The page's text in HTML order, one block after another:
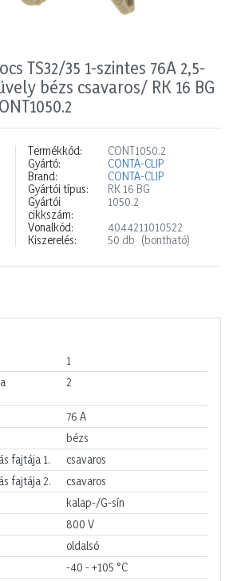
TS32/35 1-szintes 76A 2,5-
bézs csavaros/ RK 16 BG
Termékkód:
CONT1050.2
Gyártó:
CONTA-CLIP
Brand:
CONTA-CLIP
Gyártói típus:
RK 16 BG
Gyártói
cikkszám:
1050.2
Vonalkód:
4044211010522
Kiszerelés:
50 db (bontható)
1
2
76 A
bézs
fajtája 1.
csavaros
fajtája 2.
csavaros
kalap-/G-sín
800 V
oldalsó
-40 - +105 °C